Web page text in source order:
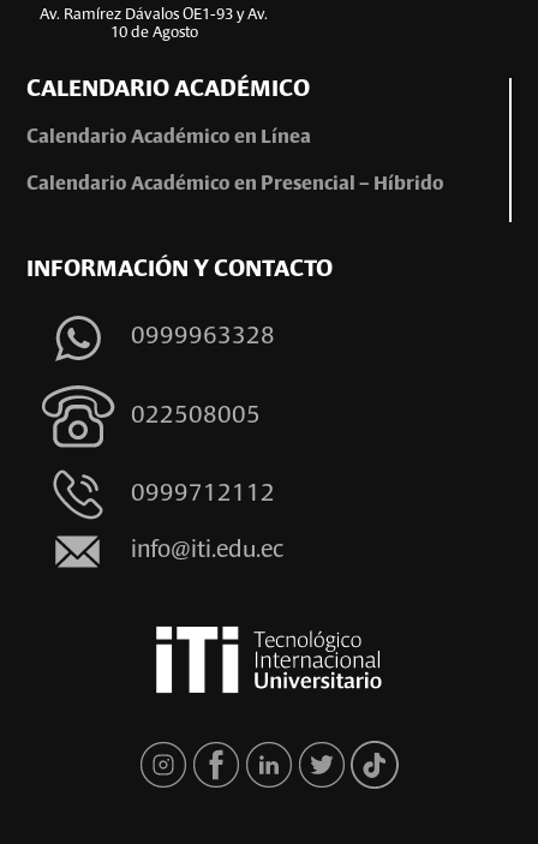
Av. Ramírez Dávalos OE1-93 y Av.
10 de Agosto
CALENDARIO ACADÉMICO
Calendario Académico en Línea
Calendario Académico en Presencial – Híbrido
INFORMACIÓN Y CONTACTO
0999963328
022508005
0999712112
info@iti.edu.ec